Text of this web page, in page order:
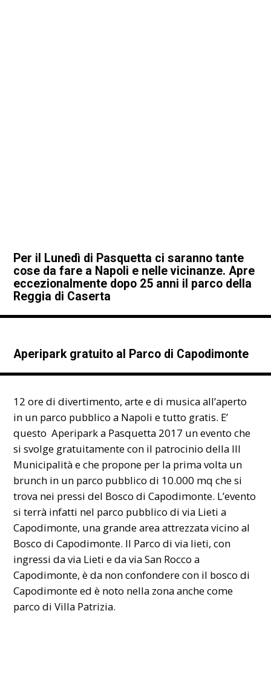
Per il Lunedì di Pasquetta ci saranno tante
cose da fare a Napoli e nelle vicinanze. Apre
eccezionalmente dopo 25 anni il parco della
Reggia di Caserta
Aperipark gratuito al Parco di Capodimonte
12 ore di divertimento, arte e di musica all’aperto
in un parco pubblico a Napoli e tutto gratis. E’
questo Aperipark a Pasquetta 2017 un evento che
si svolge gratuitamente con il patrocinio della III
Municipalità e che propone per la prima volta un
brunch in un parco pubblico di 10.000 mq che si
trova nei pressi del Bosco di Capodimonte. L’evento
si terrà infatti nel parco pubblico di via Lieti a
Capodimonte, una grande area attrezzata vicino al
Bosco di Capodimonte. Il Parco di via lieti, con
ingressi da via Lieti e da via San Rocco a
Capodimonte, è da non confondere con il bosco di
Capodimonte ed è noto nella zona anche come
parco di Villa Patrizia.